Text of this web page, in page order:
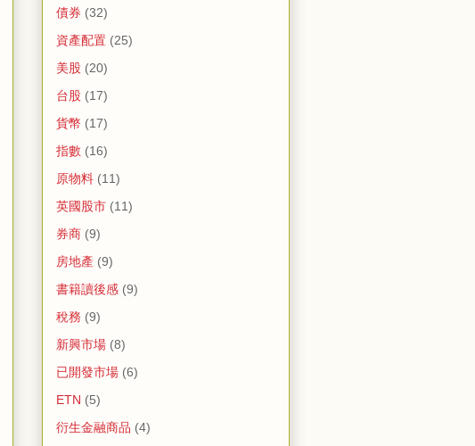
債券 (32)
資產配置 (25)
美股 (20)
台股 (17)
貨幣 (17)
指數 (16)
原物料 (11)
英國股市 (11)
券商 (9)
房地產 (9)
書籍讀後感 (9)
稅務 (9)
新興市場 (8)
已開發市場 (6)
ETN (5)
衍生金融商品 (4)